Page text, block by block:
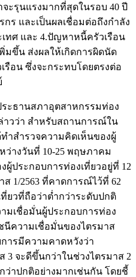
ะรุนแรงมากที่สุดในรอบ 40 ปี
กร และเป็นผลเชื่อมต่อถึงกำลัง
ทศ และ 4.ปัญหาหนี้ครัวเรือน
มขึ้น ส่งผลให้เกิดการผิดนัด
อน ซึ่งจะกระทบโดยตรงต่อ
ะธานสภาอุตสาหกรรมท่อง
าวว่า สำหรับสถานการณ์ใน
ทำสำรวจความคิดเห็นของผู้
ว่างวันที่ 10-25 พฤษภาคม
ผู้ประกอบการท่องเที่ยวอยู่ที่ 12
1/2563 ที่คาดการณ์ไว้ที่ 62
ยวที่ถือว่าต่ำกว่าระดับปกติ
มเชื่อมั่นผู้ประกอบการท่อง
นีความเชื่อมั่นของไตรมาส
การมีความคาดหวังว่า
3 จะดีขึ้นกว่าในช่วงไตรมาส 2
ว่าปกติอย่างมากเช่นกัน โดยชี้